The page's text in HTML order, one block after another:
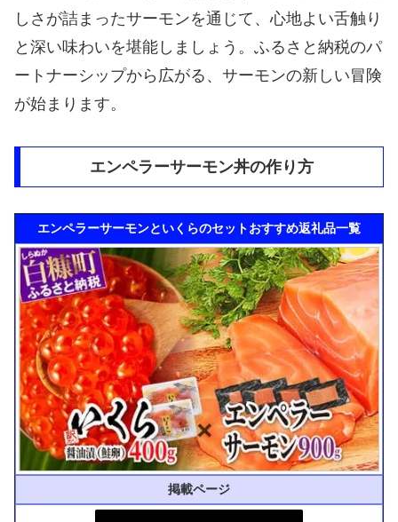
しさが詰まったサーモンを通じて、心地よい舌触り
と深い味わいを堪能しましょう。ふるさと納税のパ
ートナーシップから広がる、サーモンの新しい冒険
が始まります。
エンペラーサーモン丼の作り方
エンペラーサーモンといくらのセットおすすめ返礼品一覧
掲載ページ